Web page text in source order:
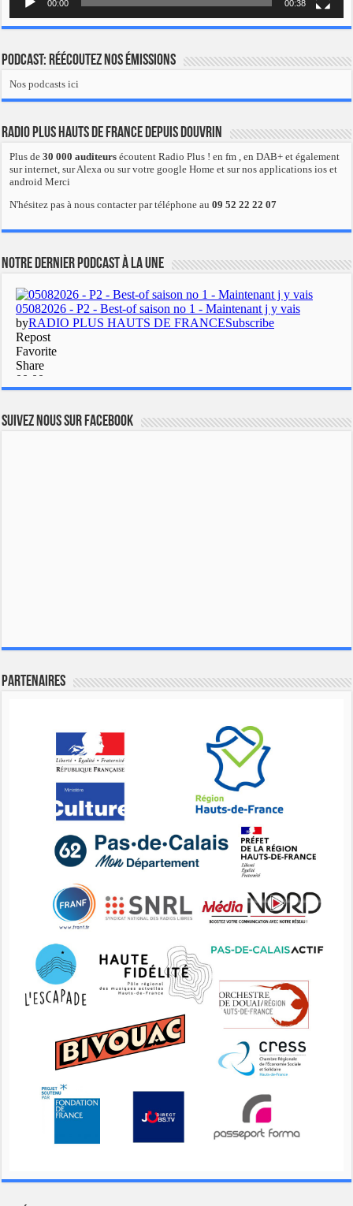
00:00 00:38
Podcast: Réécoutez nos émissions
Nos podcasts ici
Radio Plus Hauts de France depuis Douvrin
Plus de30 000 auditeurs écoutent Radio Plus ! en fm , en DAB+ et également
sur internet, sur Alexa ou sur votre google Home et sur nos applications ios et
android Merci
N'hésitez pas à nous contacter par téléphone au09 52 22 22 07
Notre dernier podcast à la une
Suivez nous sur Facebook
Partenaires